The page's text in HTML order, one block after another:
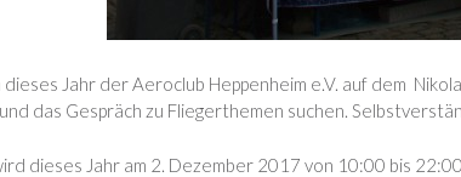
Jahr der Aeroclub Heppenheim e.V. auf dem
das Gespräch zu Fliegerthemen suchen.
dieses Jahr am 2. Dezember 2017 von 10:00 bis